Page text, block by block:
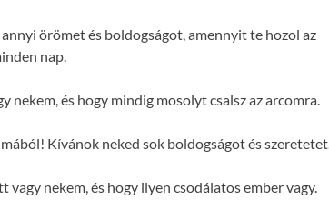
örömet és boldogságot, amennyit te hozol az
nap.
és hogy mindig mosolyt csalsz az arcomra.
Kívánok neked sok boldogságot és szeretetet.
nekem, és hogy ilyen csodálatos ember vagy.